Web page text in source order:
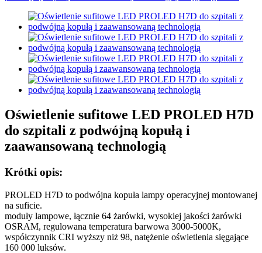
Oświetlenie sufitowe LED PROLED H7D
do szpitali z podwójną kopułą i
zaawansowaną technologią
Krótki opis:
PROLED H7D to podwójna kopuła lampy operacyjnej montowanej
na suficie.
moduły lampowe, łącznie 64 żarówki, wysokiej jakości żarówki
OSRAM, regulowana temperatura barwowa 3000-5000K,
współczynnik CRI wyższy niż 98, natężenie oświetlenia sięgające
160 000 luksów.